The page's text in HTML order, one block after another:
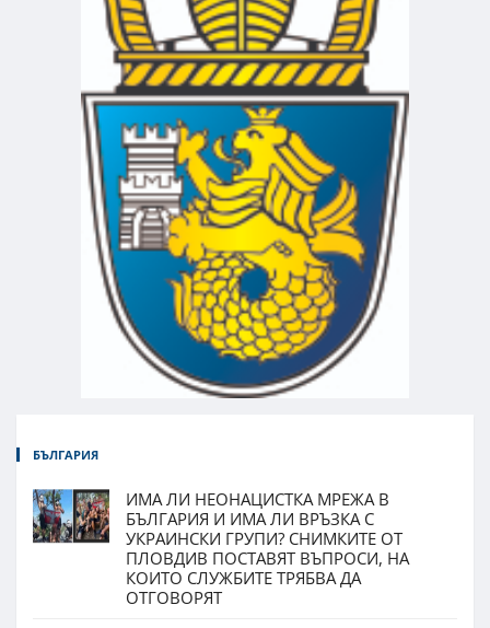
БЪЛГАРИЯ
ИМА ЛИ НЕОНАЦИСТКА МРЕЖА В
БЪЛГАРИЯ И ИМА ЛИ ВРЪЗКА С
УКРАИНСКИ ГРУПИ? СНИМКИТЕ ОТ
ПЛОВДИВ ПОСТАВЯТ ВЪПРОСИ, НА
КОИТО СЛУЖБИТЕ ТРЯБВА ДА
ОТГОВОРЯТ